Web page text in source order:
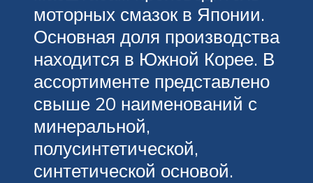
моторных смазок в Японии.
Основная доля производства
находится в Южной Корее. В
ассортименте представлено
свыше 20 наименований с
минеральной,
полусинтетической,
синтетической основой.